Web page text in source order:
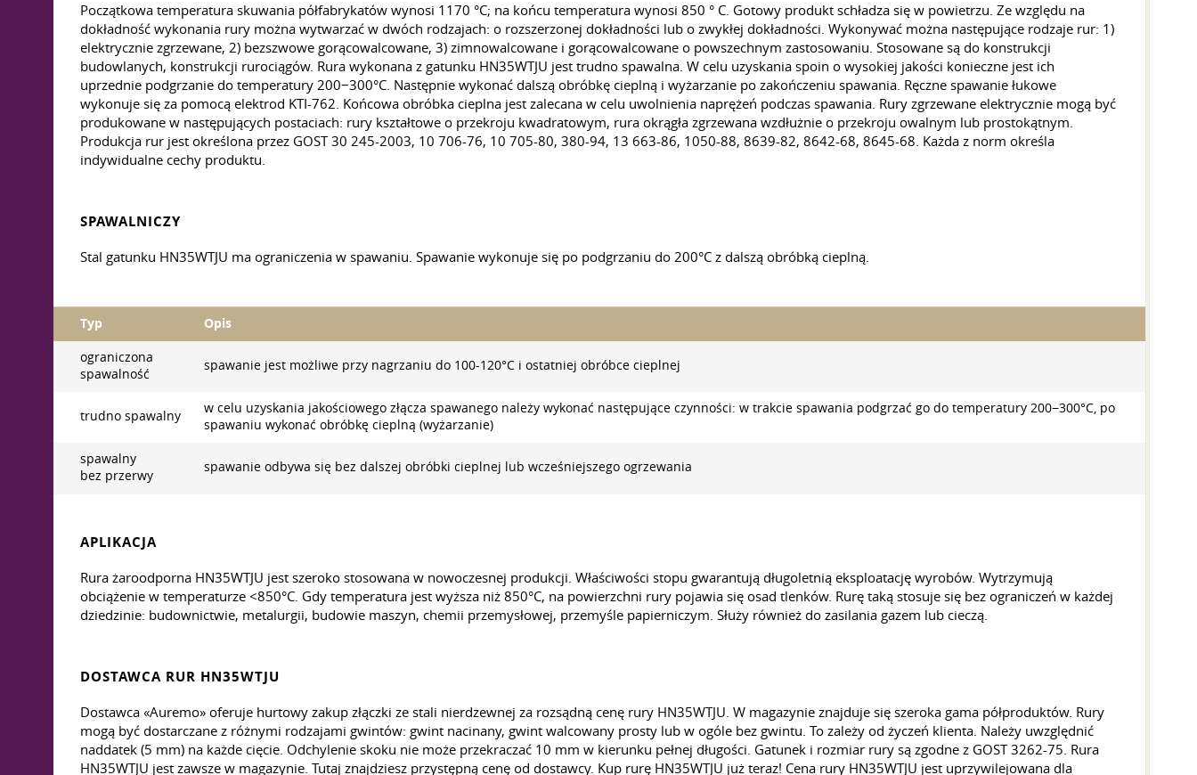
Początkowa temperatura skuwania półfabrykatów wynosi 1170 °C; na końcu temperatura wynosi 850 ° C. Gotowy produkt schładza się w powietrzu. Ze względu na
dokładność wykonania rury można wytwarzać w dwóch rodzajach: o rozszerzonej dokładności lub o zwykłej dokładności. Wykonywać można następujące rodzaje rur: 1)
elektrycznie zgrzewane, 2) bezszwowe gorącowalcowane, 3) zimnowalcowane i gorącowalcowane o powszechnym zastosowaniu. Stosowane są do konstrukcji
budowlanych, konstrukcji rurociągów. Rura wykonana z gatunku HN35WTJU jest trudno spawalna. W celu uzyskania spoin o wysokiej jakości konieczne jest ich
uprzednie podgrzanie do temperatury 200−300°С. Następnie wykonać dalszą obróbkę cieplną i wyżarzanie po zakończeniu spawania. Ręczne spawanie łukowe
wykonuje się za pomocą elektrod KTI-762. Końcowa obróbka cieplna jest zalecana w celu uwolnienia naprężeń podczas spawania. Rury zgrzewane elektrycznie mogą być
produkowane w następujących postaciach: rury kształtowe o przekroju kwadratowym, rura okrągła zgrzewana wzdłużnie o przekroju owalnym lub prostokątnym.
Produkcja rur jest określona przez GOST 30 245-2003, 10 706-76, 10 705-80, 380-94, 13 663-86, 1050-88, 8639-82, 8642-68, 8645-68. Każda z norm określa
indywidualne cechy produktu.
SPAWALNICZY
Stal gatunku HN35WTJU ma ograniczenia w spawaniu. Spawanie wykonuje się po podgrzaniu do 200°C z dalszą obróbką cieplną.
Typ Opis
ograniczona
spawalność
spawanie jest możliwe przy nagrzaniu do 100-120°С i ostatniej obróbce cieplnej
trudno spawalny
w celu uzyskania jakościowego złącza spawanego należy wykonać następujące czynności: w trakcie spawania podgrzać go do temperatury 200−300°C, po
spawaniu wykonać obróbkę cieplną (wyżarzanie)
spawalny
bez przerwy
spawanie odbywa się bez dalszej obróbki cieplnej lub wcześniejszego ogrzewania
APLIKACJA
Rura żaroodporna HN35WTJU jest szeroko stosowana w nowoczesnej produkcji. Właściwości stopu gwarantują długoletnią eksploatację wyrobów. Wytrzymują
obciążenie w temperaturze <850°C. Gdy temperatura jest wyższa niż 850°C, na powierzchni rury pojawia się osad tlenków. Rurę taką stosuje się bez ograniczeń w każdej
dziedzinie: budownictwie, metalurgii, budowie maszyn, chemii przemysłowej, przemyśle papierniczym. Służy również do zasilania gazem lub cieczą.
DOSTAWCA RUR HN35WTJU
Dostawca «Auremo» oferuje hurtowy zakup złączki ze stali nierdzewnej za rozsądną cenę rury HN35WTJU. W magazynie znajduje się szeroka gama półproduktów. Rury
mogą być dostarczane z różnymi rodzajami gwintów: gwint nacinany, gwint walcowany prosty lub w ogóle bez gwintu. To zależy od życzeń klienta. Należy uwzględnić
naddatek (5 mm) na każde cięcie. Odchylenie skoku nie może przekraczać 10 mm w kierunku pełnej długości. Gatunek i rozmiar rury są zgodne z GOST 3262-75. Rura
HN35WTJU jest zawsze w magazynie. Tutaj znajdziesz przystępną cenę od dostawcy. Kup rurę HN35WTJU już teraz! Cena rury HN35WTJU jest uprzywilejowana dla